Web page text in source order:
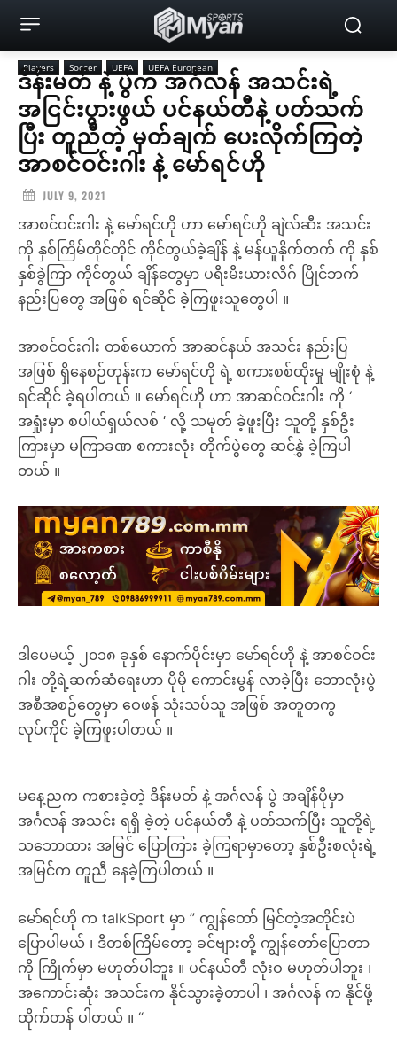
Players Soccer UEFA UEFA European
ဒိန်းမတ် နဲ့ ပွဲက အင်္ဂလန် အသင်းရဲ့
အငြင်းပွားဖွယ် ပင်နယ်တီနဲ့ ပတ်သက်
ပြီး တူညီတဲ့ မှတ်ချက် ပေးလိုက်ကြတဲ့
အာစင်ဝင်းဂါး နဲ့ မော်ရင်ဟို
JULY 9, 2021
အာစင်ဝင်းဂါး နဲ့ မော်ရင်ဟို ဟာ မော်ရင်ဟို ချဲလ်ဆီး အသင်း
ကို နှစ်ကြိမ်တိုင်တိုင် ကိုင်တွယ်ခဲ့ချိန် နဲ့ မန်ယူနိုက်တက် ကို နှစ်
နှစ်ခွဲကြာ ကိုင်တွယ် ချိန်တွေမှာ ပရီးမီးယားလိဂ် ပြိုင်ဘက်
နည်းပြတွေ အဖြစ် ရင်ဆိုင် ခဲ့ကြဖူးသူတွေပါ ။
အာစင်ဝင်းဂါး တစ်ယောက် အာဆင်နယ် အသင်း နည်းပြ
အဖြစ် ရှိနေစဉ်တုန်းက မော်ရင်ဟို ရဲ့ စကားစစ်ထိုးမှု မျိုးစုံ နဲ့
ရင်ဆိုင် ခဲ့ရပါတယ် ။ မော်ရင်ဟို ဟာ အာဆင်ဝင်းဂါး ကို ‘
အရှုံးမှာ စပါယ်ရှယ်လစ် ‘ လို့ သမုတ် ခဲ့ဖူးပြီး သူတို့ နှစ်ဦး
ကြားမှာ မကြာခဏ စကားလုံး တိုက်ပွဲတွေ ဆင်နွှဲ ခဲ့ကြပါ
တယ် ။
ဒါပေမယ့် ၂၀၁၈ ခုနှစ် နောက်ပိုင်းမှာ မော်ရင်ဟို နဲ့ အာစင်ဝင်း
ဂါး တို့ရဲ့ဆက်ဆံရေးဟာ ပိုမို ကောင်းမွန် လာခဲ့ပြီး ဘောလုံးပွဲ
အစီအစဉ်တွေမှာ ဝေဖန် သုံးသပ်သူ အဖြစ် အတူတကွ
လုပ်ကိုင် ခဲ့ကြဖူးပါတယ် ။
မနေ့ညက ကစားခဲ့တဲ့ ဒိန်းမတ် နဲ့ အင်္ဂလန် ပွဲ အချိန်ပိုမှာ
အင်္ဂလန် အသင်း ရရှိ ခဲ့တဲ့ ပင်နယ်တီ နဲ့ ပတ်သက်ပြီး သူတို့ရဲ့
သဘောထား အမြင် ပြောကြား ခဲ့ကြရာမှာတော့ နှစ်ဦးစလုံးရဲ့
အမြင်က တူညီ နေခဲ့ကြပါတယ် ။
မော်ရင်ဟို က talkSport မှာ ” ကျွန်တော် မြင်တဲ့အတိုင်းပဲ
ပြောပါမယ် ၊ ဒီတစ်ကြိမ်တော့ ခင်ဗျားတို့ ကျွန်တော်ပြောတာ
ကို ကြိုက်မှာ မဟုတ်ပါဘူး ။ ပင်နယ်တီ လုံးဝ မဟုတ်ပါဘူး ၊
အကောင်းဆုံး အသင်းက နိုင်သွားခဲ့တာပါ ၊ အင်္ဂလန် ​က နိုင်ဖို့
ထိုက်တန် ပါတယ် ။ “